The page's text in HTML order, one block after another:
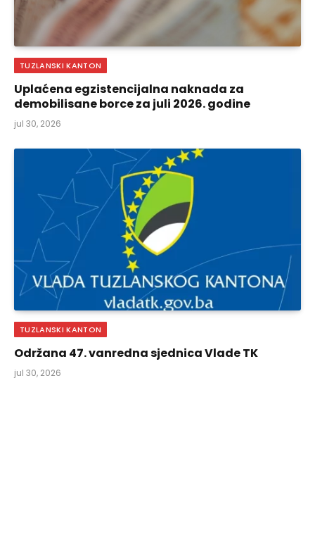
TUZLANSKI KANTON
Uplaćena egzistencijalna naknada za
demobilisane borce za juli 2026. godine
jul 30, 2026
TUZLANSKI KANTON
Održana 47. vanredna sjednica Vlade TK
jul 30, 2026